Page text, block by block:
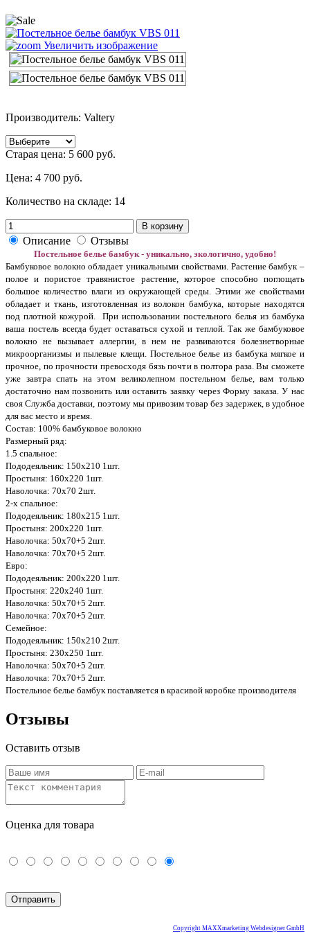
Увеличить изображение
Производитель: Valtery
Старая цена: 5 600 руб.
Цена: 4 700 руб.
Количество на складе: 14
В корзину
Описание Отзывы
Постельное белье бамбук - уникально, экологично, удобно!
Бамбуковое волокно обладает уникальными свойствами. Растение бамбук –
полое и пористое травянистое растение, которое способно поглощать
большое количество влаги из окружающей среды. Этими же свойствами
обладает и ткань, изготовленная из волокон бамбука, которые находятся
под плотной кожурой. При использовании постельного белья из бамбука
ваша постель всегда будет оставаться сухой и теплой. Так же бамбуковое
волокно не вызывает аллергии, в нем не развиваются болезнетворные
микроорганизмы и пылевые клещи. Постельное белье из бамбука мягкое и
прочное, по прочности превосходя бязь почти в полтора раза. Вы сможете
уже завтра спать на этом великолепном постельном белье, вам только
достаточно нам позвонить или оставить заявку через Форму заказа. У нас
своя Служба доставки, поэтому мы привозим товар без задержек, в удобное
для вас место и время.
Состав: 100% бамбуковое волокно
Размерный ряд:
1.5 спальное:
Пододеяльник: 150х210 1шт.
Простыня: 160х220 1шт.
Наволочка: 70х70 2шт.
2-х спальное:
Пододеяльник: 180х215 1шт.
Простыня: 200х220 1шт.
Наволочка: 50х70+5 2шт.
Наволочка: 70х70+5 2шт.
Евро:
Пододеяльник: 200х220 1шт.
Простыня: 220х240 1шт.
Наволочка: 50х70+5 2шт.
Наволочка: 70х70+5 2шт.
Семейное:
Пододеяльник: 150х210 2шт.
Простыня: 230х250 1шт.
Наволочка: 50х70+5 2шт.
Наволочка: 70х70+5 2шт.
Постельное белье бамбук поставляется в красивой коробке производителя
Отзывы
Оставить отзыв
Оценка для товара
Copyright MAXXmarketing Webdesigner GmbH